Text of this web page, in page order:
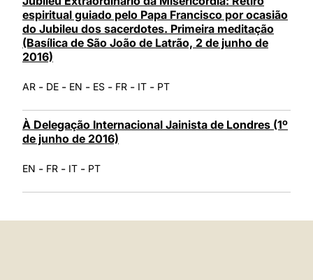
espiritual guiado pelo Papa Francisco por ocasião
do Jubileu dos sacerdotes. Primeira meditação
(Basílica de São João de Latrão, 2 de junho de
2016)
AR - DE - EN - ES - FR - IT - PT
À Delegação Internacional Jainista de Londres (1º
de junho de 2016)
EN - FR - IT - PT